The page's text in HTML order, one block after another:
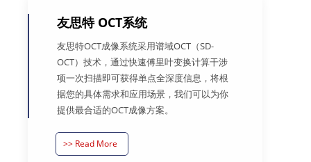
友思特 OCT系统
友思特OCT成像系统采用谱域OCT（SD-
OCT）技术，通过快速傅里叶变换计算干涉
项一次扫描即可获得单点全深度信息，将根
据您的具体需求和应用场景，我们可以为你
提供最合适的OCT成像方案。
>> Read More